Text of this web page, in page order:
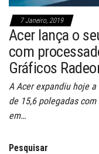
7 Janeiro, 2019
Acer lança o
com
Gráficos
A Acer expandiu hoje
de 15,6 polegadas
em…
Pesquisar